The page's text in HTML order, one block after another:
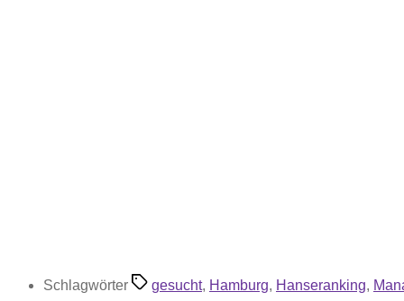
Schlagwörter gesucht, Hamburg, Hanseranking,